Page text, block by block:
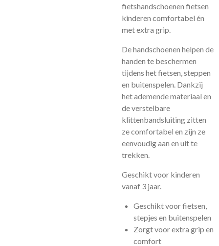
fietshandschoenen fietsen
kinderen comfortabel én
met extra grip.
De handschoenen helpen de
handen te beschermen
tijdens het fietsen, steppen
en buitenspelen. Dankzij
het ademende materiaal en
de verstelbare
klittenbandsluiting zitten
ze comfortabel en zijn ze
eenvoudig aan en uit te
trekken.
Geschikt voor kinderen
vanaf 3 jaar.
Geschikt voor fietsen,
stepjes en buitenspelen
Zorgt voor extra grip en
comfort